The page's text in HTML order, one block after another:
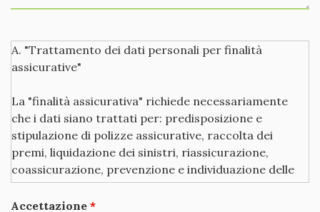
A. "Trattamento dei dati personali per finalità
assicurative"
La "finalità assicurativa" richiede necessariamente
che i dati siano trattati per: predisposizione e
stipulazione di polizze assicurative, raccolta dei
premi, liquidazione dei sinistri, riassicurazione,
coassicurazione, prevenzione e individuazione delle
frodi assicurative, esercizio e difesa di diritti
dell'assicuratore, adempimento di altri specifici
Accettazione